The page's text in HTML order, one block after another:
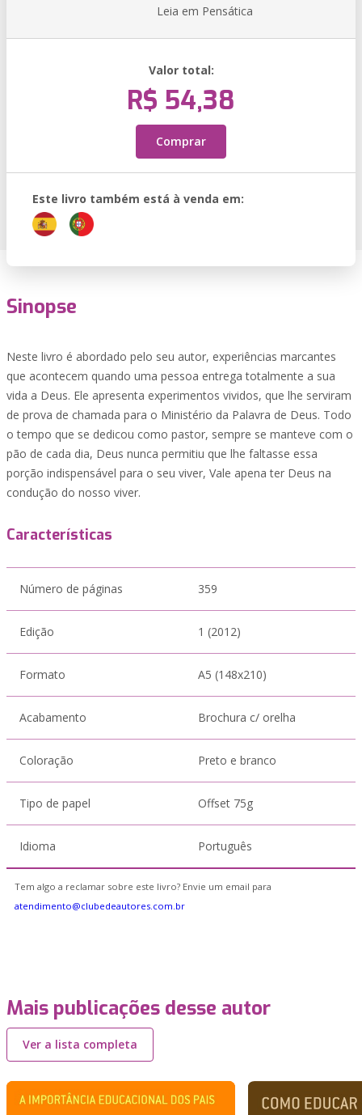
Leia em Pensática
Valor total:
R$ 54,38
Comprar
Este livro também está à venda em:
Sinopse
Neste livro é abordado pelo seu autor, experiências marcantes
que acontecem quando uma pessoa entrega totalmente a sua
vida a Deus. Ele apresenta experimentos vividos, que lhe serviram
de prova de chamada para o Ministério da Palavra de Deus. Todo
o tempo que se dedicou como pastor, sempre se manteve com o
pão de cada dia, Deus nunca permitiu que lhe faltasse essa
porção indispensável para o seu viver, Vale apena ter Deus na
condução do nosso viver.
Características
Número de páginas 359
Edição 1 (2012)
Formato A5 (148x210)
Acabamento Brochura c/ orelha
Coloração Preto e branco
Tipo de papel Offset 75g
Idioma Português
Tem algo a reclamar sobre este livro? Envie um email para
atendimento@clubedeautores.com.br
Mais publicações desse autor
Ver a lista completa